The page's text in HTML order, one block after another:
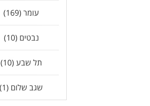
עומר (169)
נבטים (10)
תל שבע (10)
שגב שלום (1)